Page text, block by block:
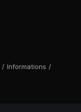
/ Informations /